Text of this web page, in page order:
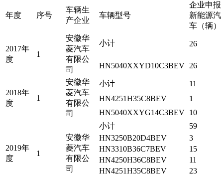
年度 序号
车辆生
产企业
车辆型号
企业申报
新能源汽
车（辆）
2017年
度
1
安徽华
菱汽车
有限公
司
小计 26
HN5040XXYD10C3BEV 26
2018年
度
1
安徽华
菱汽车
有限公
司
小计
11
HN4251H35C8BEV
1
HN5040XXYG14C3BEV 10
2019年
度
1
安徽华
菱汽车
有限公
司
小计
59
HN3250B20D4BEV
3
HN3310B36C7BEV
15
HN4250H36C8BEV
11
HN4251H35C8BEV
23